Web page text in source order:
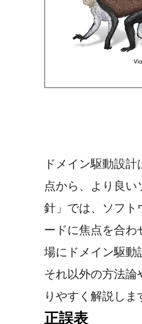
ドメイン駆動設
点から、より良
針」では、ソフ
ードに焦点を合
場にドメイン駆動
それ以外の方法
りやすく解説しま
正誤表